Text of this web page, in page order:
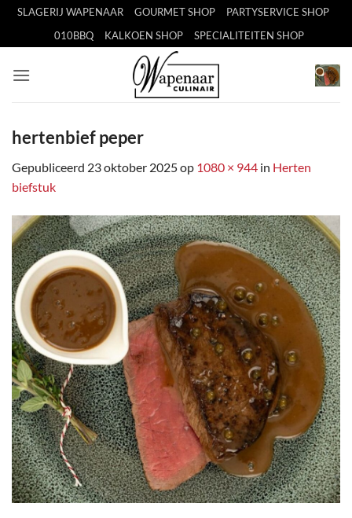
inhoud
SLAGERIJ WAPENAAR GOURMET SHOP
PARTYSERVICE SHOP
010BBQ
KALKOEN SHOP SPECIALITEITEN SHOP
hertenbief peper
Gepubliceerd 23 oktober 2025op 1080 × 944 in Herten
biefstuk